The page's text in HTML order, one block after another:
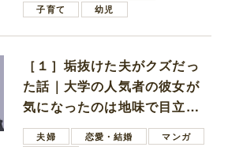
子育て
幼児
［１］垢抜けた夫がクズだっ
た話｜大学の人気者の彼女が
気になったのは地味で目立た
ない男子学生
夫婦 恋愛・結婚
マンガ